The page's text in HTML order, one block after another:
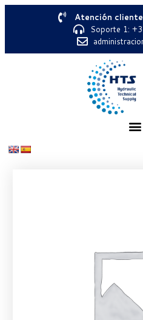
Atención cliente
Soporte 1: